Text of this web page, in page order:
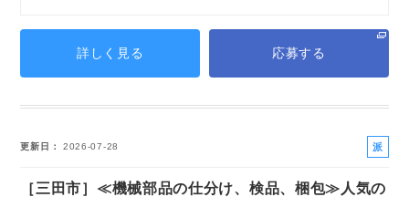
詳しく見る 応募する
更新日 2026-07-28
派
社
［三田市］≪機械部品の仕分け、検品、梱包≫人気の